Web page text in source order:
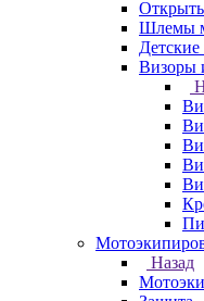
Шлемы
Визоры
Назад